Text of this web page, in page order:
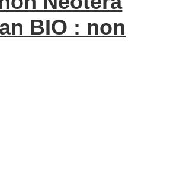
BIO : non